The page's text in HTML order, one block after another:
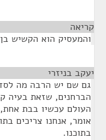
קריאה
והמעסיק הוא הקשיש בן
יעקב בניזרי
גם שם יש הרבה מה
הברחנים, שזאת בעיה
העולם עכשיו בבת
אומר, אנחנו צריכים
בתוכנו.